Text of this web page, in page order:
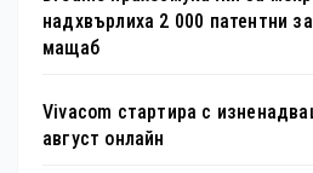
надхвърлиха 2 000 патентни
мащаб
Vivacom стартира с
август онлайн